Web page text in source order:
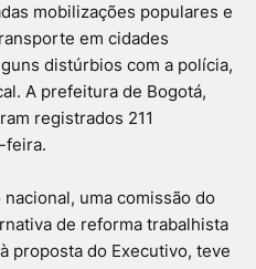
mobilizações populares e
em cidades
distúrbios com a polícia,
A prefeitura de Bogotá,
registrados 211
feira.
uma comissão do
de reforma trabalhista
proposta do Executivo, teve